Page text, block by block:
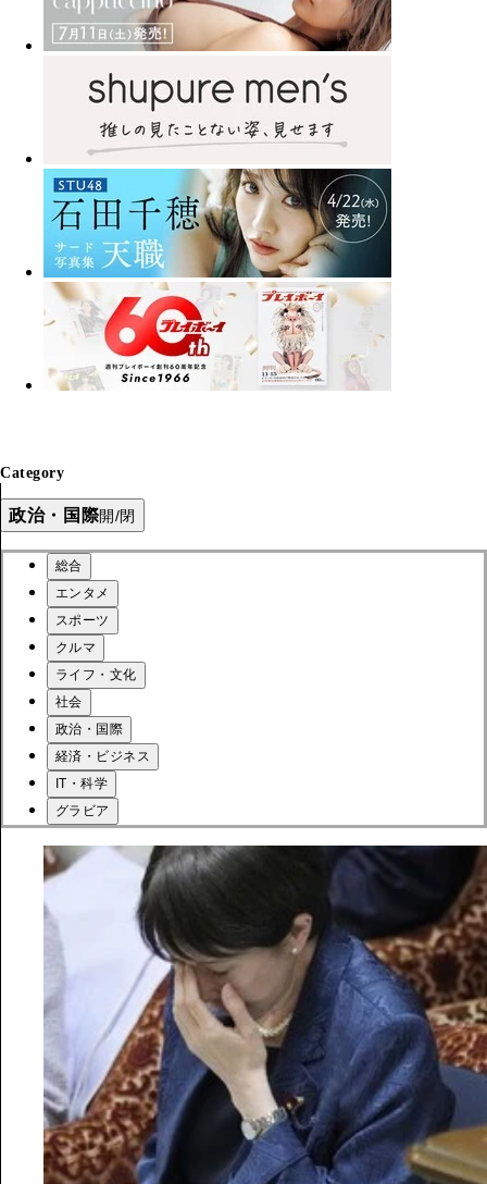
Category
政治・国際開/閉
総合
エンタメ
スポーツ
クルマ
ライフ・文化
社会
政治・国際
経済・ビジネス
IT・科学
グラビア